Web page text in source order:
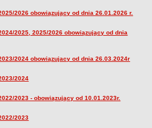
2026 obowiązujący od dnia 26.01.2026 r.
2025, 2025/2026 obowiązujący od dnia
2024 obowiązujacy od dnia 26.03.2024r
2024
2023 - obowiązujący od 10.01.2023r.
2023